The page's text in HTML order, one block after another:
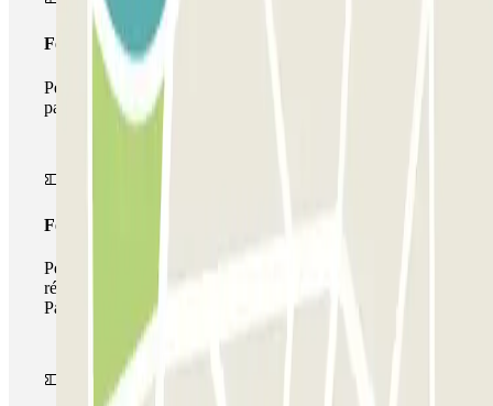
Forfait Simple
Pendant votre séjour, vous ne pourrez entrer et sortir du
parking qu'une seule fois
Forfait de stationnement multiple
Pendant votre séjour, vous pouvez utiliser l'ensemble du
réseau de parkings de cet opérateur disponible sur
Parclick.